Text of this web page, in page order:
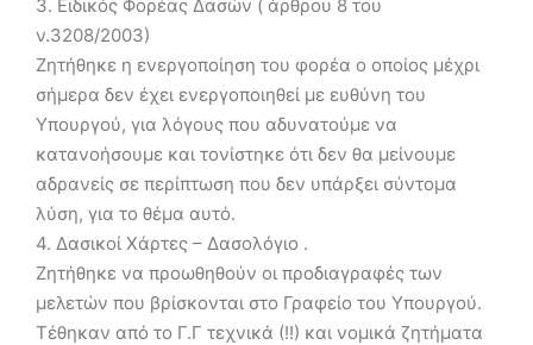
3. Ειδικός Φορέας Δασών ( άρθρου 8 του
ν.3208/2003)
Ζητήθηκε η ενεργοποίηση του φορέα ο οποίος μέχρι
σήμερα δεν έχει ενεργοποιηθεί με ευθύνη του
Υπουργού, για λόγους που αδυνατούμε να
κατανοήσουμε και τονίστηκε ότι δεν θα μείνουμε
αδρανείς σε περίπτωση που δεν υπάρξει σύντομα
λύση, για το θέμα αυτό.
4. Δασικοί Χάρτες – Δασολόγιο .
Ζητήθηκε να προωθηθούν οι προδιαγραφές των
μελετών που βρίσκονται στο Γραφείο του Υπουργού.
Τέθηκαν από το Γ.Γ τεχνικά (!!) και νομικά ζητήματα